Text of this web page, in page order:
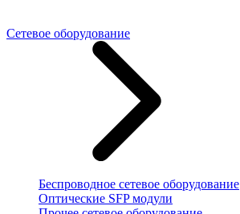
Сетевое оборудование
Беспроводное сетевое оборудование
Оптические SFP модули